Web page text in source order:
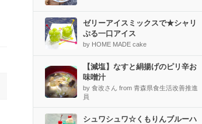
ゼリーアイスミックスで★シャリ
ぷる一口アイス
by HOME MADE cake
【減塩】なすと絹揚げのピリ辛お
味噌汁
by 食改さん from 青森県食生活改善推進
員
シュワシュワ☆くもりんブルーハ